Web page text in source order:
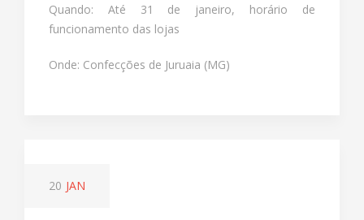
Quando: Até 31 de janeiro, horário de
funcionamento das lojas
Onde: Confecções de Juruaia (MG)
20 JAN